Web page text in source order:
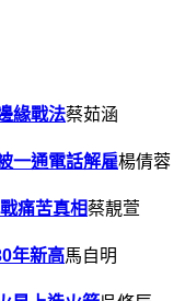
緣戰法蔡茹涵
一通電話解雇楊倩蓉
痛苦真相蔡靚萱
年新高馬自明